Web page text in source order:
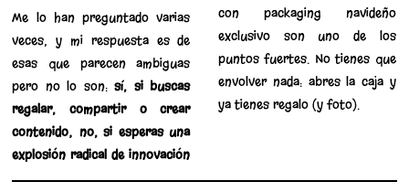
Me lo han preguntado varias
veces, y mi respuesta es de
esas que parecen ambiguas
pero no lo son:sí, si buscas
regalar, compartir o crear
contenido; no, si esperas una
explosión radical de innovación
con packaging navideño
exclusivo son uno de los
puntos fuertes. No tienes que
envolver nada: abres la caja y
ya tienes regalo (y foto).